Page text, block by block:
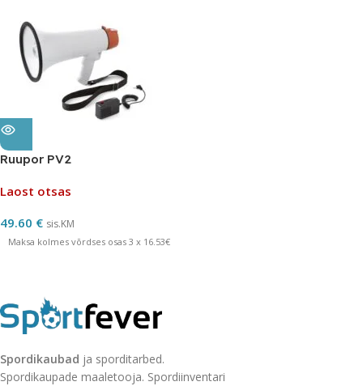
Ruupor PV2
Laost otsas
49.60 € sis.KM
Maksa kolmes võrdses osas 3 x 16.53€
Spordikaubad ja sporditarbed.
Spordikaupade maaletooja. Spordiinventari